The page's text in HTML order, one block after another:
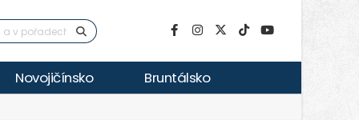
Novojičínsko Bruntálsko